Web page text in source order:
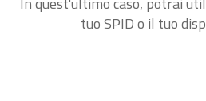
tuo SPID o il tuo